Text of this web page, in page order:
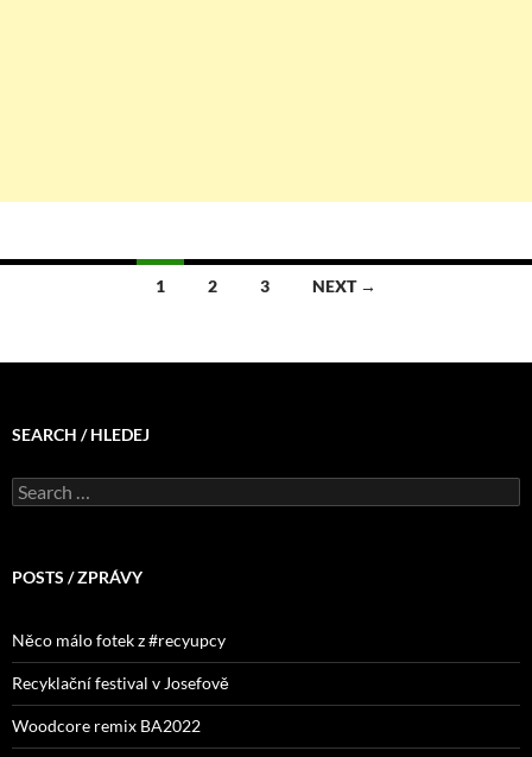
1 2 3 NEXT →
SEARCH / HLEDEJ
Search
for:
POSTS / ZPRÁVY
Něco málo fotek z #recyupcy
Recyklační festival v Josefově
Woodcore remix BA2022